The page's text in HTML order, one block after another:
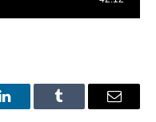
LinkedInTumblr Email